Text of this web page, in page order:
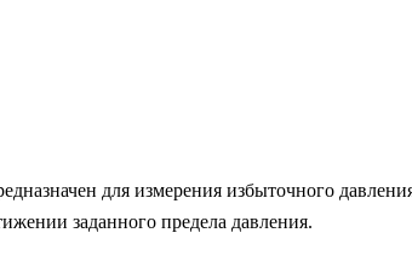
для измерения избыточного
заданного предела давления.